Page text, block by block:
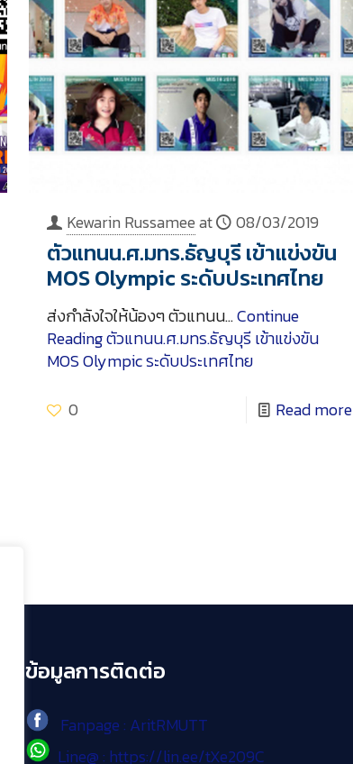
Kewarin Russameeat 08/03/2019
ตัวแทนน.ศ.มทร.ธัญบุรี เข้าแข่งขัน
MOS Olympic ระดับประเทศไทย
ส่งกำลังใจให้น้องๆ ตัวแทนน…Continue
Readingตัวแทนน.ศ.มทร.ธัญบุรี เข้าแข่งขัน
MOS Olympic ระดับประเทศไทย
0
Read more
ข้อมูลการติดต่อ
Fanpage : AritRMUTT
Line@ : https://lin.ee/tXe209C